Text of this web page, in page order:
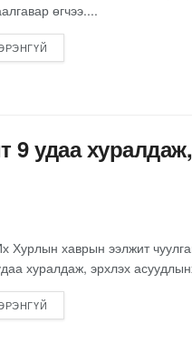
өгчээ....
удаа
Хурлын хаврын ээлжит
хуралдаж, эрхлэх